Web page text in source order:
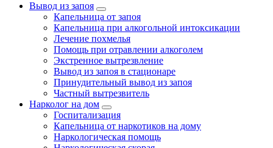
Вывод из запоя
Капельница от запоя
Капельница при алкогольной интоксикации
Лечение похмелья
Помощь при отравлении алкоголем
Экстренное вытрезвление
Вывод из запоя в стационаре
Принудительный вывод из запоя
Частный вытрезвитель
Нарколог на дом
Госпитализация
Капельница от наркотиков на дому
Наркологическая помощь